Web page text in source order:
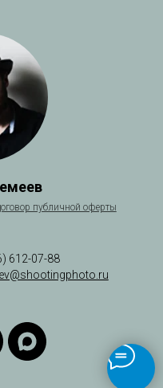
публичной оферты
612-07-88